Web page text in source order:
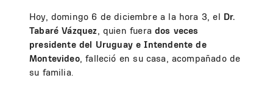
Hoy, domingo 6 de diciembre a la hora 3, el Dr.
Tabaré Vázquez, quien fuera dos veces
presidente del Uruguay e Intendente de
Montevideo, falleció en su casa, acompañado de
su familia.